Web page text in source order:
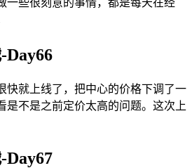
一些很刻意的事情，都是每天在经
Day66
快就上线了，把中心的价格下调了一
是不是之前定价太高的问题。这次上
Day67